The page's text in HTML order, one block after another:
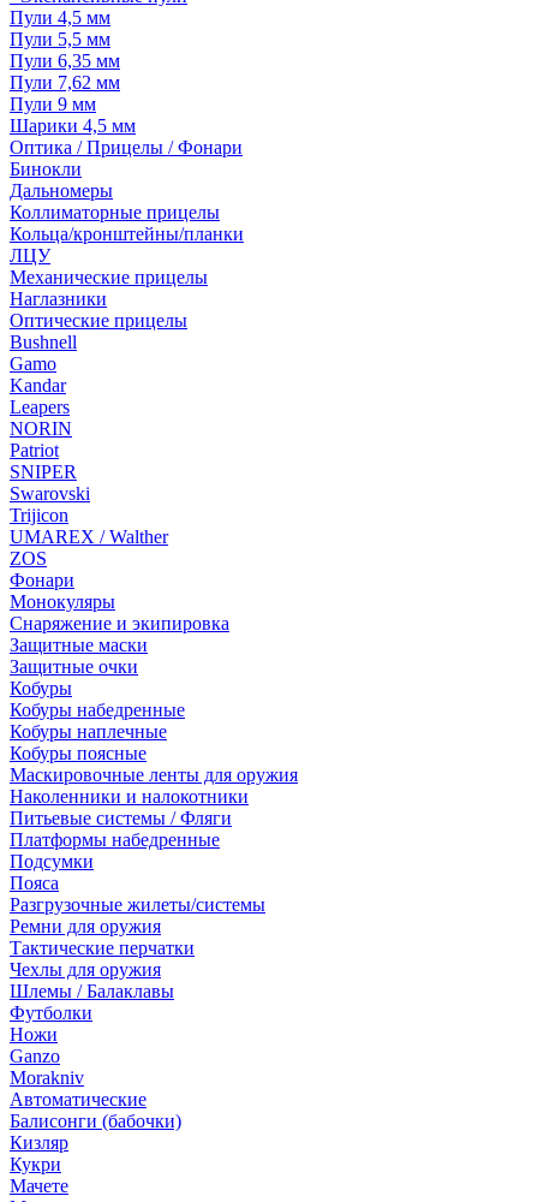
Пули 4,5 мм
Пули 5,5 мм
Пули 6,35 мм
Пули 7,62 мм
Пули 9 мм
Шарики 4,5 мм
Оптика / Прицелы / Фонари
Бинокли
Дальномеры
Коллиматорные прицелы
Кольца/кронштейны/планки
ЛЦУ
Механические прицелы
Наглазники
Оптические прицелы
Bushnell
Gamo
Kandar
Leapers
NORIN
Patriot
SNIPER
Swarovski
Trijicon
UMAREX / Walther
ZOS
Фонари
Монокуляры
Снаряжение и экипировка
Защитные маски
Защитные очки
Кобуры
Кобуры набедренные
Кобуры наплечные
Кобуры поясные
Маскировочные ленты для оружия
Наколенники и налокотники
Питьевые системы / Фляги
Платформы набедренные
Подсумки
Пояса
Разгрузочные жилеты/системы
Ремни для оружия
Тактические перчатки
Чехлы для оружия
Шлемы / Балаклавы
Футболки
Ножи
Ganzo
Morakniv
Автоматические
Балисонги (бабочки)
Кизляр
Кукри
Мачете